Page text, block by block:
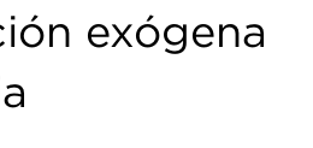
exógena